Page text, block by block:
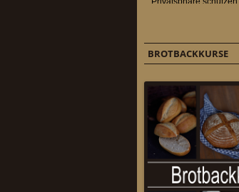
BROTBACKKURSE